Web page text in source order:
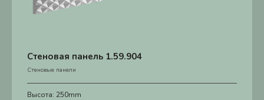
Стеновая панель 1.59.904
Стеновые панели
Высота: 250mm